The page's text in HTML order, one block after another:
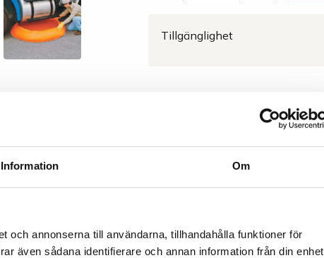
Information Om
och annonserna till användarna, tillhandahålla funktioner för
även sådana identifierare och annan information från din enhet
Tillgänglighet
Egenskaper